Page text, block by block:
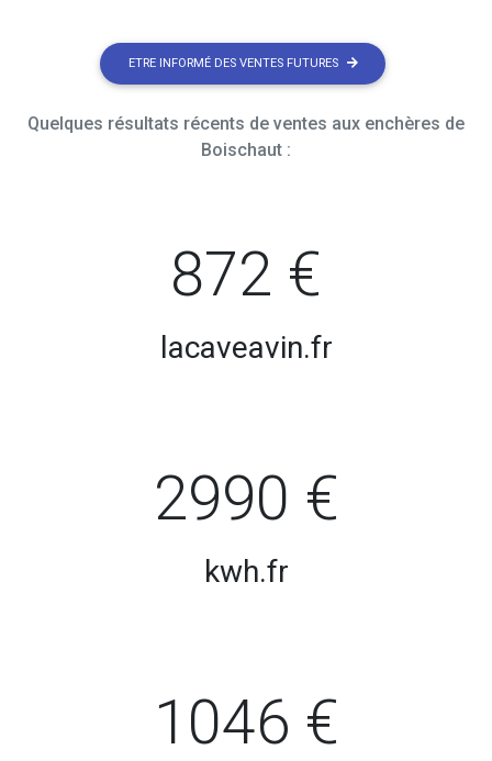
ETRE INFORMÉ DES VENTES FUTURES
Quelques résultats récents de ventes aux enchères de
Boischaut :
872 €
lacaveavin.fr
2990 €
kwh.fr
1046 €